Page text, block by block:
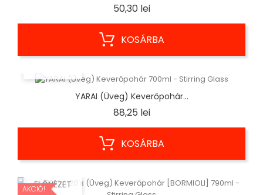
50,30 leiÁr
KOSÁRBA
YARAI (Üveg) Keverőpohár...
88,25 leiÁr
KOSÁRBA
ELŐNÉZET
AKCIÓ!